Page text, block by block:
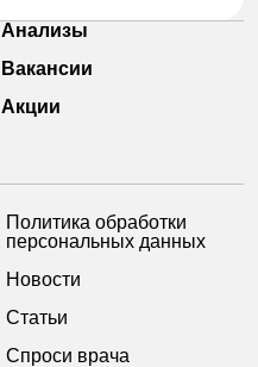
Анализы
Вакансии
Акции
Политика обработки
персональных данных
Новости
Статьи
Спроси врача